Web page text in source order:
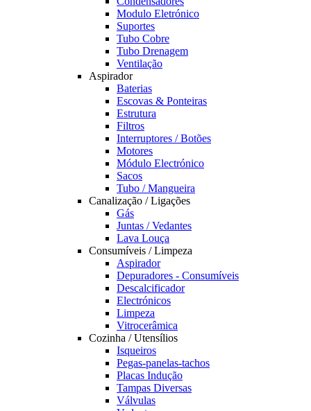
Modulo Eletrónico
Suportes
Tubo Cobre
Tubo Drenagem
Ventilação
Aspirador
Baterias
Escovas & Ponteiras
Estrutura
Filtros
Interruptores / Botões
Motores
Módulo Electrónico
Sacos
Tubo / Mangueira
Canalização / Ligações
Gás
Juntas / Vedantes
Lava Louça
Consumíveis / Limpeza
Aspirador
Depuradores - Consumíveis
Descalcificador
Electrónicos
Limpeza
Vitrocerâmica
Cozinha / Utensílios
Isqueiros
Pegas-panelas-tachos
Placas Indução
Tampas Diversas
Válvulas